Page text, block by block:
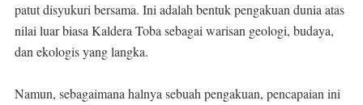
patut disyukuri bersama. Ini adalah bentuk pengakuan dunia atas
nilai luar biasa Kaldera Toba sebagai warisan geologi, budaya,
dan ekologis yang langka.
Namun, sebagaimana halnya sebuah pengakuan, pencapaian ini